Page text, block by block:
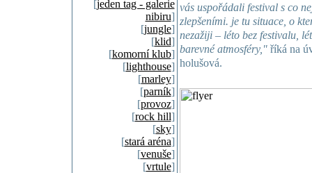
[jeden tag - galerie
nibiru]
[jungle]
[klid]
[komorní klub]
[lighthouse]
[marley]
[parník]
[provoz]
[rock hill]
[sky]
[stará aréna]
[venuše]
[vrtule]
vás uspořádali festival s co
zlepšeními. je tu situace, o
nezažiji – léto bez festivalu,
barevné atmosféry,"říká na
holušová.